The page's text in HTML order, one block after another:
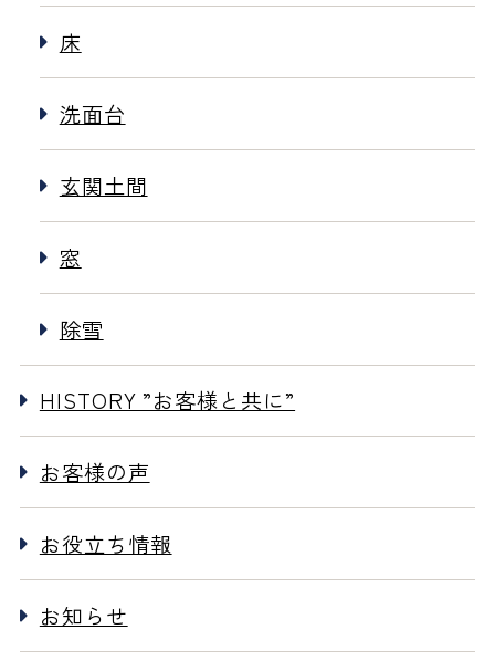
床
洗面台
玄関土間
窓
除雪
HISTORY ”お客様と共に”
お客様の声
お役立ち情報
お知らせ